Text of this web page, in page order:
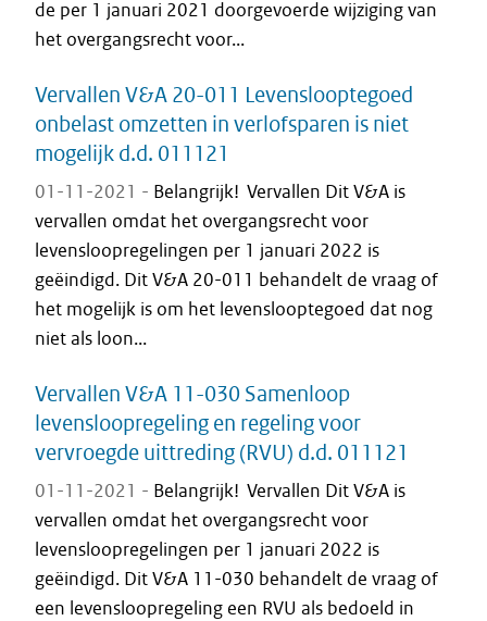
de per 1 januari 2021 doorgevoerde wijziging van
het overgangsrecht voor...
Vervallen V&A 20-011 Levenslooptegoed
onbelast omzetten in verlofsparen is niet
mogelijk d.d. 011121
01-11-2021 - Belangrijk! Vervallen Dit V&A is
vervallen omdat het overgangsrecht voor
levensloopregelingen per 1 januari 2022 is
geëindigd. Dit V&A 20-011 behandelt de vraag of
het mogelijk is om het levenslooptegoed dat nog
niet als loon...
Vervallen V&A 11-030 Samenloop
levensloopregeling en regeling voor
vervroegde uittreding (RVU) d.d. 011121
01-11-2021 - Belangrijk! Vervallen Dit V&A is
vervallen omdat het overgangsrecht voor
levensloopregelingen per 1 januari 2022 is
geëindigd. Dit V&A 11-030 behandelt de vraag of
een levensloopregeling een RVU als bedoeld in